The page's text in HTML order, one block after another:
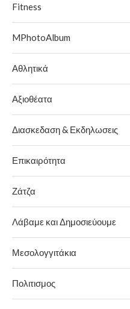
Fitness
MPhotoAlbum
Αθλητικά
Αξιοθέατα
Διασκεδαση & Εκδηλωσεις
Επικαιρότητα
Ζάτζα
Λάβαμε και Δημοσιεύουμε
Μεσολογγιτάκια
Πολιτισμος